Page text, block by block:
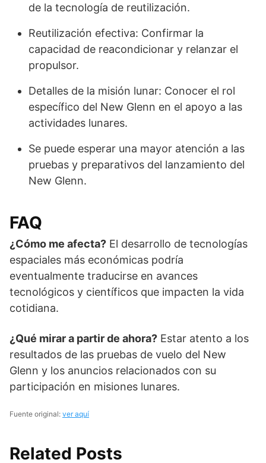
de la tecnología de reutilización.
Reutilización efectiva: Confirmar la
capacidad de reacondicionar y relanzar el
propulsor.
Detalles de la misión lunar: Conocer el rol
específico del New Glenn en el apoyo a las
actividades lunares.
Se puede esperar una mayor atención a las
pruebas y preparativos del lanzamiento del
New Glenn.
FAQ
¿Cómo me afecta? El desarrollo de tecnologías
espaciales más económicas podría
eventualmente traducirse en avances
tecnológicos y científicos que impacten la vida
cotidiana.
¿Qué mirar a partir de ahora? Estar atento a los
resultados de las pruebas de vuelo del New
Glenn y los anuncios relacionados con su
participación en misiones lunares.
Fuente original: ver aquí
Related Posts